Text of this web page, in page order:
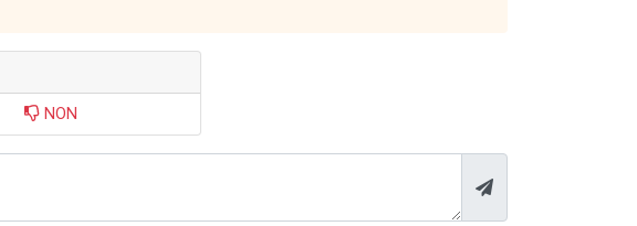
NON